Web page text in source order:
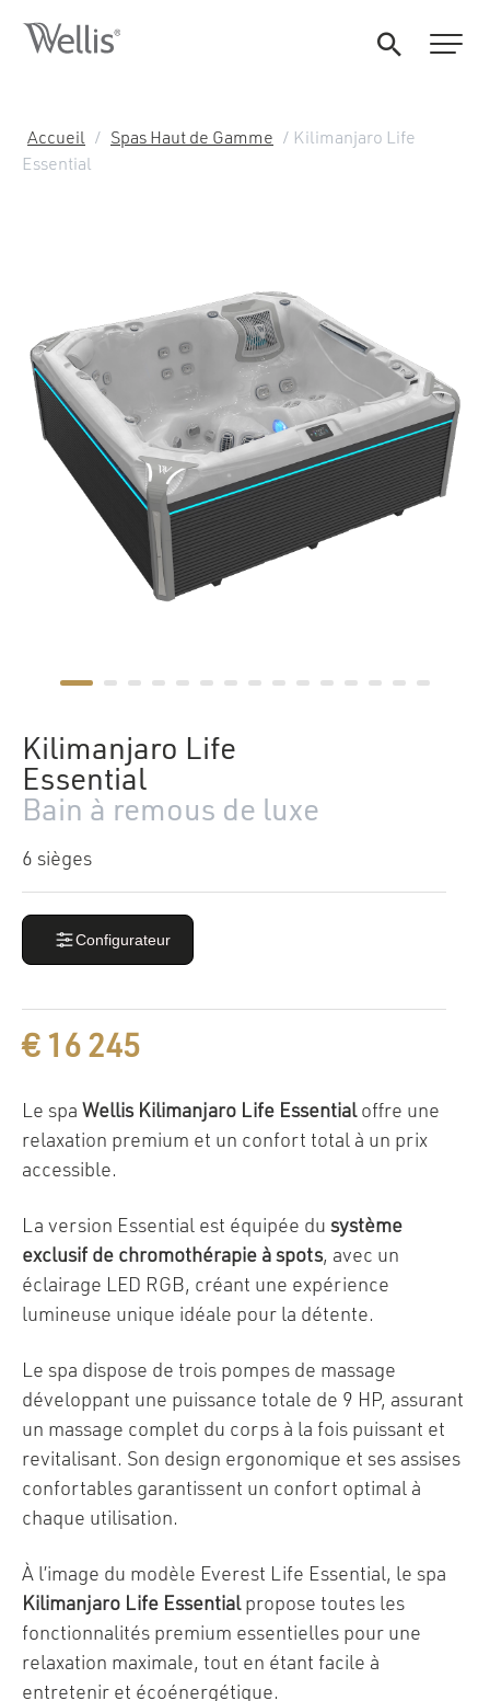
Accueil / Spas Haut de Gamme
/ Kilimanjaro Life
Essential
Kilimanjaro Life
Essential
Bain à remous de luxe
6 sièges
Configurateur
€16 245
Le spa Wellis Kilimanjaro Life Essentialoffre une
relaxation premium et un confort total à un prix
accessible.
La version Essential est équipée du système
exclusif de chromothérapie à spots, avec un
éclairage LED RGB, créant une expérience
lumineuse unique idéale pour la détente.
Le spa dispose de trois pompes de massage
développant une puissance totale de 9 HP, assurant
un massage complet du corps à la fois puissant et
revitalisant. Son design ergonomique et ses assises
confortables garantissent un confort optimal à
chaque utilisation.
À l’image du modèle Everest Life Essential, le spa
Kilimanjaro Life Essentialpropose toutes les
fonctionnalités premium essentielles pour une
relaxation maximale, tout en étant facile à
entretenir et écoénergétique.